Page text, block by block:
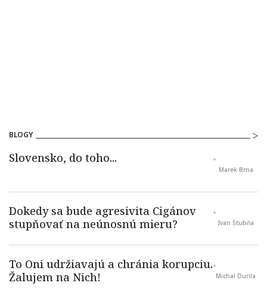
BLOGY
Marek Brna
Ivan Štubňa
Michal Durila